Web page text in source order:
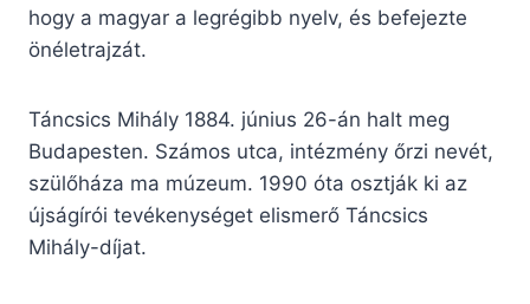
hogy a magyar a legrégibb nyelv, és befejezte
önéletrajzát.
Táncsics Mihály 1884. június 26-án halt meg
Budapesten. Számos utca, intézmény őrzi nevét,
szülőháza ma múzeum. 1990 óta osztják ki az
újságírói tevékenységet elismerő Táncsics
Mihály-díjat.